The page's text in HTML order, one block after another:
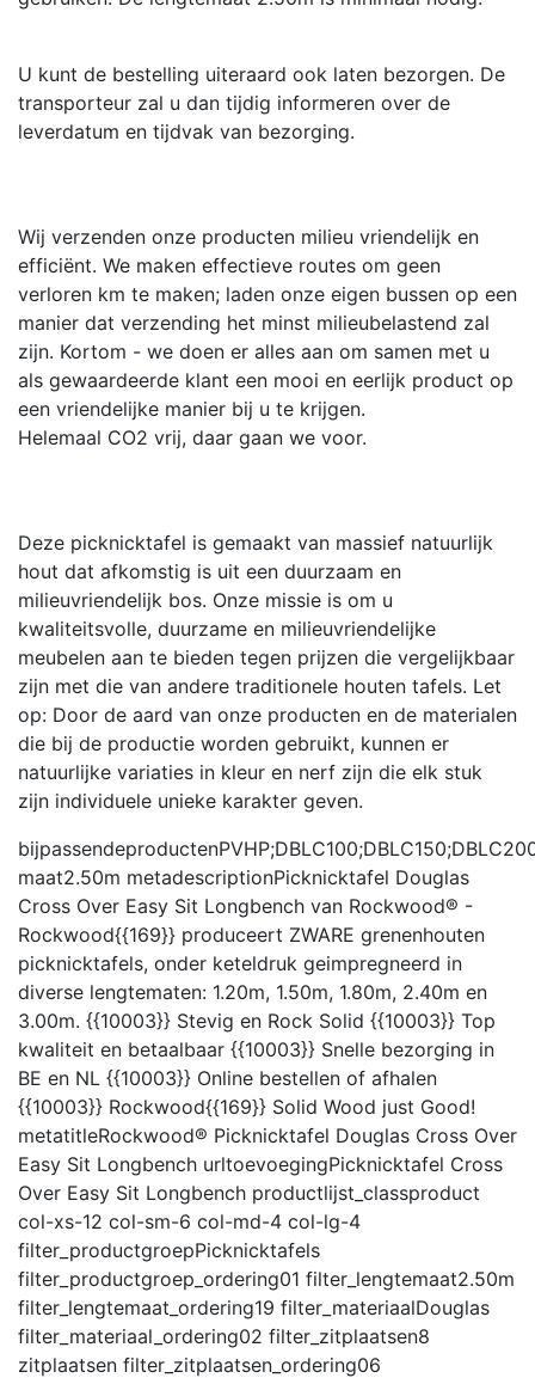
U kunt de bestelling uiteraard ook laten bezorgen. De
transporteur zal u dan tijdig informeren over de
leverdatum en tijdvak van bezorging.
Wij verzenden onze producten milieu vriendelijk en
efficiënt. We maken effectieve routes om geen
verloren km te maken; laden onze eigen bussen op een
manier dat verzending het minst milieubelastend zal
zijn. Kortom - we doen er alles aan om samen met u
als gewaardeerde klant een mooi en eerlijk product op
een vriendelijke manier bij u te krijgen.
Helemaal CO2 vrij, daar gaan we voor.
Deze picknicktafel is gemaakt van massief natuurlijk
hout dat afkomstig is uit een duurzaam en
milieuvriendelijk bos. Onze missie is om u
kwaliteitsvolle, duurzame en milieuvriendelijke
meubelen aan te bieden tegen prijzen die vergelijkbaar
zijn met die van andere traditionele houten tafels. Let
op: Door de aard van onze producten en de materialen
die bij de productie worden gebruikt, kunnen er
natuurlijke variaties in kleur en nerf zijn die elk stuk
zijn individuele unieke karakter geven.
bijpassendeproducten
maat2.50m metadescriptionPicknicktafel Douglas
Cross Over Easy Sit Longbench van Rockwood® -
Rockwood{{169}} produceert ZWARE grenenhouten
picknicktafels, onder keteldruk geimpregneerd in
diverse lengtematen: 1.20m, 1.50m, 1.80m, 2.40m en
3.00m. {{10003}} Stevig en Rock Solid {{10003}} Top
kwaliteit en betaalbaar {{10003}} Snelle bezorging in
BE en NL {{10003}} Online bestellen of afhalen
{{10003}} Rockwood{{169}} Solid Wood just Good!
metatitleRockwood® Picknicktafel Douglas Cross Over
Easy Sit Longbench urltoevoegingPicknicktafel Cross
Over Easy Sit Longbench productlijst_classproduct
col-xs-12 col-sm-6 col-md-4 col-lg-4
filter_productgroepPicknicktafels
filter_productgroep_ordering01 filter_lengtemaat2.50m
filter_lengtemaat_ordering19 filter_materiaalDouglas
filter_materiaal_ordering02 filter_zitplaatsen8
zitplaatsen filter_zitplaatsen_ordering06